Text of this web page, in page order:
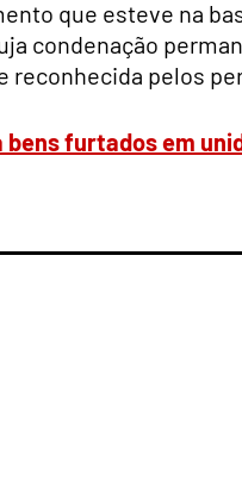
que esteve na
condenação
reconhecida pelos
bens furtados em